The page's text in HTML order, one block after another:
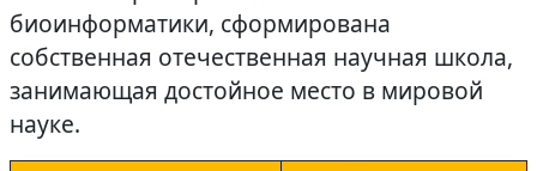
биоинформатики, сформирована
собственная отечественная научная школа,
занимающая достойное место в мировой
науке.